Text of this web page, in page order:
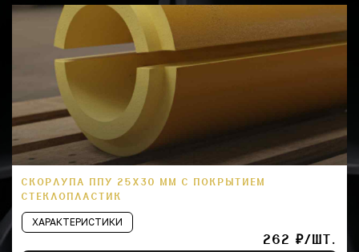
СКОРЛУПА ППУ 25Х30 ММ С ПОКРЫТИЕМ
СТЕКЛОПЛАСТИК
ХАРАКТЕРИСТИКИ
262 ₽/ШТ.